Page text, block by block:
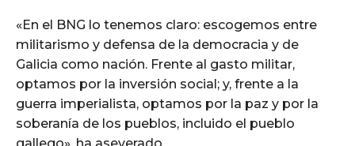
«En el BNG lo tenemos claro: escogemos entre
militarismo y defensa de la democracia y de
Galicia como nación. Frente al gasto militar,
optamos por la inversión social; y, frente a la
guerra imperialista, optamos por la paz y por la
soberanía de los pueblos, incluido el pueblo